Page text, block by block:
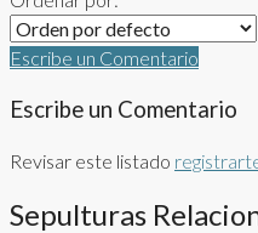
Escribe un Comentario
Escribe un Comentario
Revisar este listado
Sepulturas